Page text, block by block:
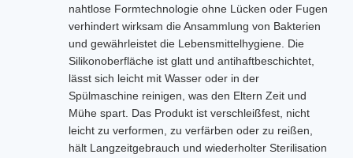
nahtlose Formtechnologie ohne Lücken oder Fugen
verhindert wirksam die Ansammlung von Bakterien
und gewährleistet die Lebensmittelhygiene. Die
Silikonoberfläche ist glatt und antihaftbeschichtet,
lässt sich leicht mit Wasser oder in der
Spülmaschine reinigen, was den Eltern Zeit und
Mühe spart. Das Produkt ist verschleißfest, nicht
leicht zu verformen, zu verfärben oder zu reißen,
hält Langzeitgebrauch und wiederholter Sterilisation